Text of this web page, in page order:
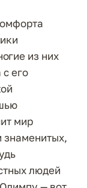
из них
его
мир
знаменитых,
людей